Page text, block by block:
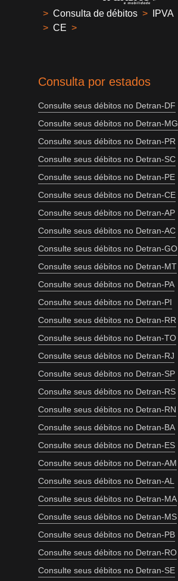
> Consulta de débitos > IPVA
> CE >
Consulta por estados
Consulte seus débitos no Detran-DF
Consulte seus débitos no Detran-MG
Consulte seus débitos no Detran-PR
Consulte seus débitos no Detran-SC
Consulte seus débitos no Detran-PE
Consulte seus débitos no Detran-CE
Consulte seus débitos no Detran-AP
Consulte seus débitos no Detran-AC
Consulte seus débitos no Detran-GO
Consulte seus débitos no Detran-MT
Consulte seus débitos no Detran-PA
Consulte seus débitos no Detran-PI
Consulte seus débitos no Detran-RR
Consulte seus débitos no Detran-TO
Consulte seus débitos no Detran-RJ
Consulte seus débitos no Detran-SP
Consulte seus débitos no Detran-RS
Consulte seus débitos no Detran-RN
Consulte seus débitos no Detran-BA
Consulte seus débitos no Detran-ES
Consulte seus débitos no Detran-AM
Consulte seus débitos no Detran-AL
Consulte seus débitos no Detran-MA
Consulte seus débitos no Detran-MS
Consulte seus débitos no Detran-PB
Consulte seus débitos no Detran-RO
Consulte seus débitos no Detran-SE